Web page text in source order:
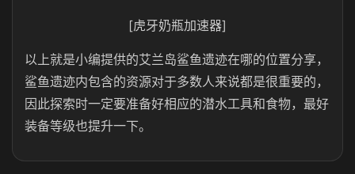
[虎牙奶瓶加速器]
以上就是小编提供的艾兰岛鲨鱼遗迹在哪的位置分享，
鲨鱼遗迹内包含的资源对于多数人来说都是很重要的，
因此探索时一定要准备好相应的潜水工具和食物，最好
装备等级也提升一下。